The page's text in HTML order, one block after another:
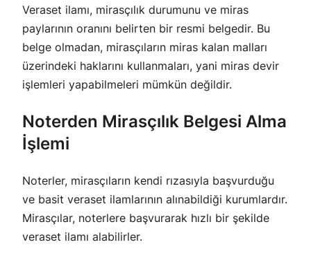
Veraset ilamı, mirasçılık durumunu ve miras
paylarının oranını belirten bir resmi belgedir. Bu
belge olmadan, mirasçıların miras kalan malları
üzerindeki haklarını kullanmaları, yani miras devir
işlemleri yapabilmeleri mümkün değildir.
Noterden Mirasçılık Belgesi Alma
İşlemi
Noterler, mirasçıların kendi rızasıyla başvurduğu
ve basit veraset ilamlarının alınabildiği kurumlardır.
Mirasçılar, noterlere başvurarak hızlı bir şekilde
veraset ilamı alabilirler.